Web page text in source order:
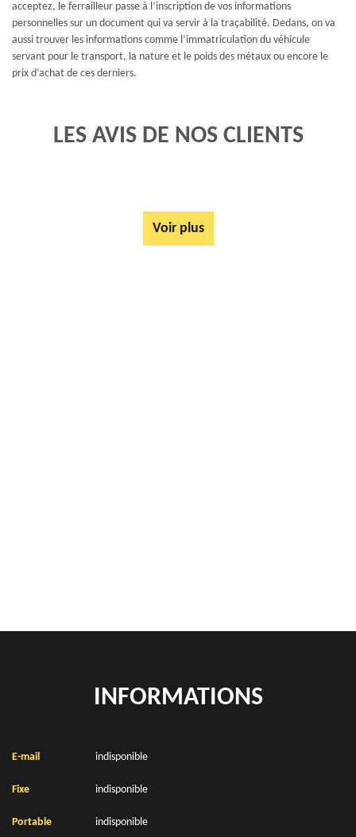
acceptez, le ferrailleur passe à l’inscription de vos informations
personnelles sur un document qui va servir à la traçabilité. Dedans, on va
aussi trouver les informations comme l’immatriculation du véhicule
servant pour le transport, la nature et le poids des métaux ou encore le
prix d’achat de ces derniers.
LES AVIS DE NOS CLIENTS
Voir plus
INFORMATIONS
E-mail indisponible
Fixe indisponible
Portable indisponible